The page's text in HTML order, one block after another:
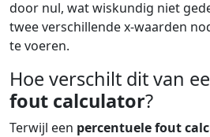
door nul, wat wiskundig niet
twee verschillende x-waarden
te voeren.
Hoe verschilt dit van
fout calculator?
Terwijl een percentuele fout